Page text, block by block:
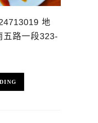
地
五路一段323-